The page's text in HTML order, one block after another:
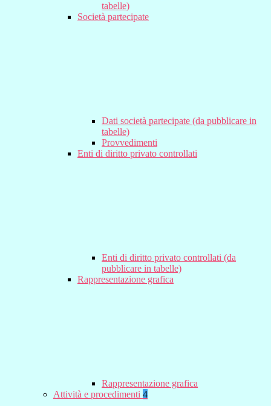
tabelle)
Società partecipate
Dati società partecipate (da pubblicare in
tabelle)
Provvedimenti
Enti di diritto privato controllati
Enti di diritto privato controllati (da
pubblicare in tabelle)
Rappresentazione grafica
Rappresentazione grafica
Attività e procedimenti 4